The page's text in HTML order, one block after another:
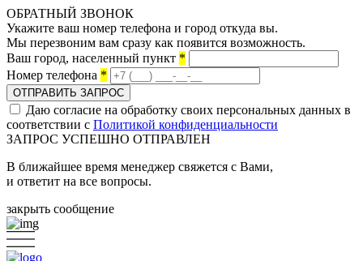
ОБРАТНЫЙ ЗВОНОК
Укажите ваш номер телефона и город откуда вы.
Мы перезвоним вам сразу как появится возможность.
Ваш город, населенный пункт *
Номер телефона *
ОТПРАВИТЬ ЗАПРОС
Даю согласие на обработку своих персональных данных в
соответствии с Политикой конфиденциальности
ЗАПРОС УСПЕШНО ОТПРАВЛЕН
В ближайшее время менеджер свяжется с Вами,
и ответит на все вопросы.
закрыть сообщение